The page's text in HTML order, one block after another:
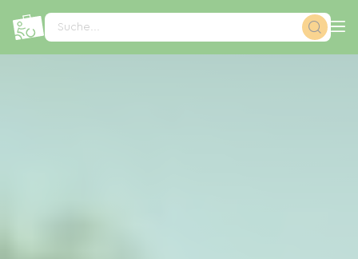
Suche...
Cookie-Einstellungen